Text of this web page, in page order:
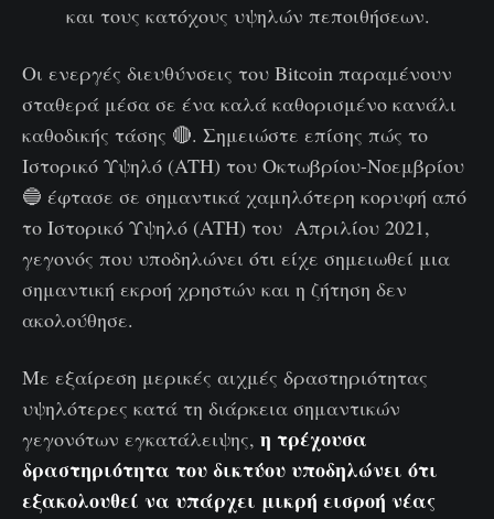
και τους κατόχους υψηλών πεποιθήσεων.
Οι ενεργές διευθύνσεις του Bitcoin παραμένουν
σταθερά μέσα σε ένα καλά καθορισμένο κανάλι
καθοδικής τάσης 🔴. Σημειώστε επίσης πώς το
Ιστορικό Υψηλό (ATH) του Οκτωβρίου-Νοεμβρίου
🔵 έφτασε σε σημαντικά χαμηλότερη κορυφή από
το Ιστορικό Υψηλό (ATH) του Απριλίου 2021,
γεγονός που υποδηλώνει ότι είχε σημειωθεί μια
σημαντική εκροή χρηστών και η ζήτηση δεν
ακολούθησε.
Με εξαίρεση μερικές αιχμές δραστηριότητας
υψηλότερες κατά τη διάρκεια σημαντικών
γεγονότων εγκατάλειψης, η τρέχουσα
δραστηριότητα του δικτύου υποδηλώνει ότι
εξακολουθεί να υπάρχει μικρή εισροή νέας